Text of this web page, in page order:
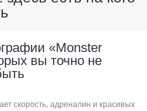
«Monster
вы точно не
скорость, адреналин и красивых